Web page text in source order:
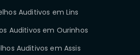
Auditivos em Lins
Auditivos em Ourinhos
Auditivos em Assis